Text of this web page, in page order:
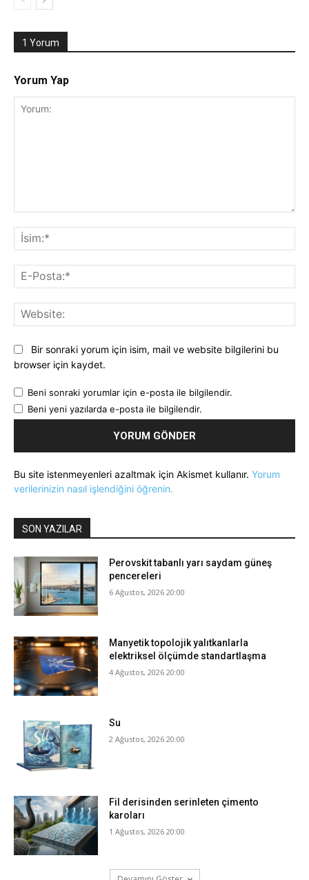
1 Yorum
Yorum Yap
Bir sonraki yorum için isim, mail ve website bilgilerini bu
browser için kaydet.
Beni sonraki yorumlar için e-posta ile bilgilendir.
Beni yeni yazılarda e-posta ile bilgilendir.
Bu site istenmeyenleri azaltmak için Akismet kullanır. Yorum
verilerinizin nasıl işlendiğini öğrenin.
SON YAZILAR
Perovskit tabanlı yarı saydam güneş
pencereleri
6 Ağustos, 2026 20:00
Manyetik topolojik yalıtkanlarla
elektriksel ölçümde standartlaşma
4 Ağustos, 2026 20:00
Su
2 Ağustos, 2026 20:00
Fil derisinden serinleten çimento
karoları
1 Ağustos, 2026 20:00